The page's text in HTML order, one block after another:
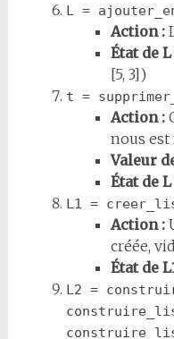
L =
Action :
État de L
[5, 3])
t =
Action :
nous est
Valeur
État de L
L1 =
Action :
créée,
État de
L2 =